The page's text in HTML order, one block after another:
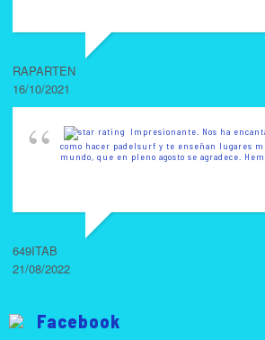
RAPARTEN
16/10/2021
Impresionante. Nos ha
como hacer padelsurf y te enseñan lugares
mundo, que en pleno agosto se agradece.
649ITAB
21/08/2022
Facebook